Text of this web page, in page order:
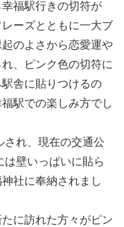
福駅行きの切符が
ーズとともに一大ブ
のよさから恋愛運や
、ピンク色の切符に
舎に貼りつけるの
駅での楽しみ方でし
され、現在の交通公
は壁いっぱいに貼ら
社に奉納されまし
に訪れた方々がピン